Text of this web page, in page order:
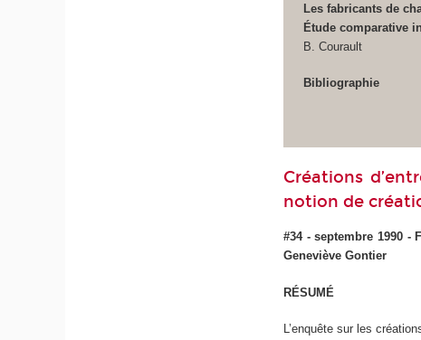
Les fabricants de
Étude comparative
B. Courault
Bibliographie
Créations
notion de
#34 - septembre 1990
Geneviève Gontier
RÉSUMÉ
L’enquête sur les